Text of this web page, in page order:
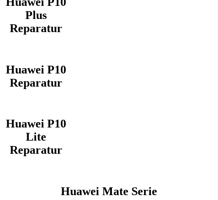
Plus
Reparatur
Huawei P10
Reparatur
Huawei P10
Lite
Reparatur
Huawei Mate Serie